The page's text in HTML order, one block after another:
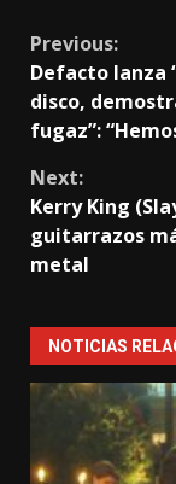
Continue
Reading
Previous:
Defacto lanza
disco,
fugaz”:
Next:
Kerry King
guitarrazos
metal
NOTICIAS